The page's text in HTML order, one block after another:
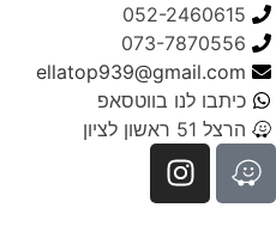
052-2460615
073-7870556
ellatop939@gmail.com
כיתבו לנו בווטסאפ
הרצל 51 ראשון לציון